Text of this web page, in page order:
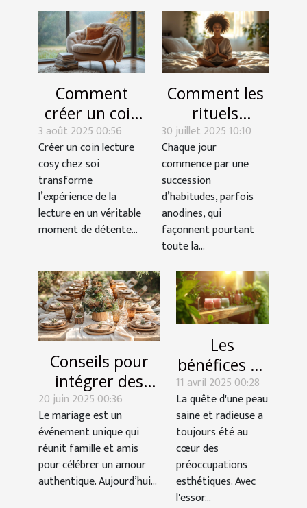
Comment
créer un coin
lecture cosy
chez soi ?
3 août 2025 00:56
Créer un coin lecture
cosy chez soi
transforme
l’expérience de la
lecture en un véritable
moment de détente...
Comment les
rituels
matinaux
influencent-ils
votre succès
quotidien ?
30 juillet 2025 10:10
Chaque jour
commence par une
succession
d’habitudes, parfois
anodines, qui
façonnent pourtant
toute la...
Conseils pour
intégrer des
éléments
écoresponsables
dans votre
décoration de
mariage
20 juin 2025 00:36
Le mariage est un
événement unique qui
réunit famille et amis
pour célébrer un amour
authentique. Aujourd’hui...
Les
bénéfices de
l'utilisation
de
cosmétiques
bio pour la
santé de la
peau
11 avril 2025 00:28
La quête d'une peau
saine et radieuse a
toujours été au
cœur des
préoccupations
esthétiques. Avec
l'essor...